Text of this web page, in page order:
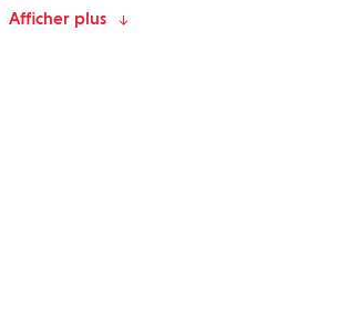
Afficher plus